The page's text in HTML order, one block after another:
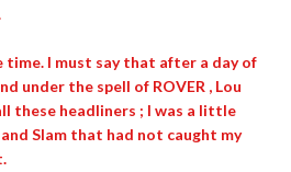
I must say that after a day of
under the spell of ROVER , Lou
these headliners ; I was a little
and Slam that had not caught my